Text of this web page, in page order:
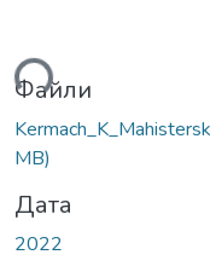
Файли
MB)
Дата
2022